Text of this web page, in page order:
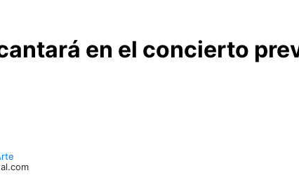
en el concierto